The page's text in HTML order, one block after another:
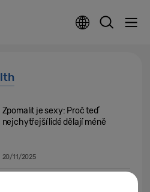
Zpomalit je sexy: Proč teď
nejchytřejší lidé dělají méně
20/11/2025